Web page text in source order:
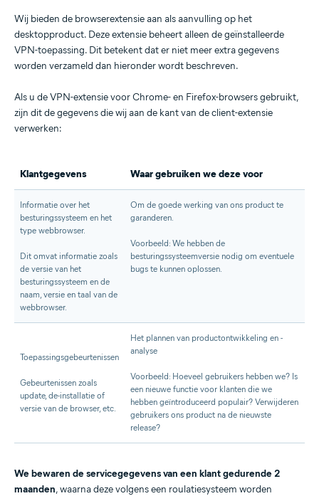
Wij bieden de browserextensie aan als aanvulling op het
desktopproduct. Deze extensie beheert alleen de geïnstalleerde
VPN-toepassing. Dit betekent dat er niet meer extra gegevens
worden verzameld dan hieronder wordt beschreven.
Als u de VPN-extensie voor Chrome- en Firefox-browsers gebruikt,
zijn dit de gegevens die wij aan de kant van de client-extensie
verwerken:
Klantgegevens Waar gebruiken we deze voor
Informatie over het
besturingssysteem en het
type webbrowser.
Dit omvat informatie zoals
de versie van het
besturingssysteem en de
naam, versie en taal van de
webbrowser.
Om de goede werking van ons product te
garanderen.
Voorbeeld: We hebben de
besturingssysteemversie nodig om eventuele
bugs te kunnen oplossen.
Toepassingsgebeurtenissen
Gebeurtenissen zoals
update, de-installatie of
versie van de browser, etc.
Het plannen van productontwikkeling en -
analyse
Voorbeeld: Hoeveel gebruikers hebben we? Is
een nieuwe functie voor klanten die we
hebben geïntroduceerd populair? Verwijderen
gebruikers ons product na de nieuwste
release?
We bewaren de servicegegevens van een klant gedurende 2
maanden, waarna deze volgens een roulatiesysteem worden